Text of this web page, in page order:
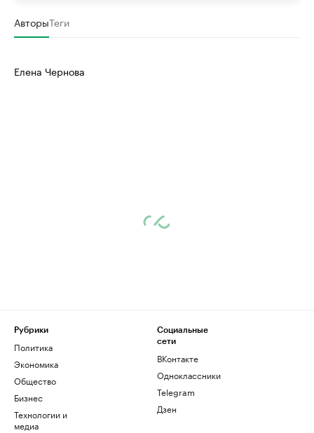
АвторыТеги
Елена Чернова
Рубрики
Политика
Экономика
Общество
Бизнес
Технологии и
медиа
Социальные
сети
ВКонтакте
Одноклассники
Telegram
Дзен